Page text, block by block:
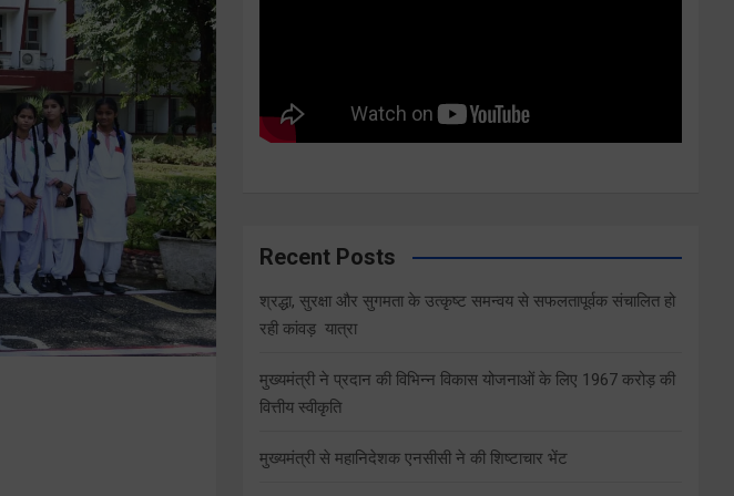
Recent Posts
श्रद्धा, सुरक्षा और सुगमता के उत्कृष्ट समन्वय से सफलतापूर्वक संचालित हो
रही कांवड़ यात्रा
मुख्यमंत्री ने प्रदान की विभिन्न विकास योजनाओं के लिए 1967 करोड़ की
वित्तीय स्वीकृति
मुख्यमंत्री से महानिदेशक एनसीसी ने की शिष्टाचार भेंट